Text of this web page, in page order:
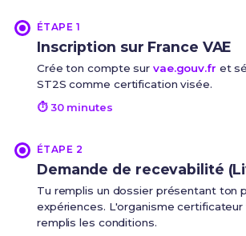
ÉTAPE 1
Inscription sur France VAE
Crée ton compte sur vae.gouv.fr et
ST2S comme certification visée.
⏱ 30 minutes
ÉTAPE 2
Demande de recevabilité
Tu remplis un dossier présentant ton
expériences. L'organisme
remplis les conditions.